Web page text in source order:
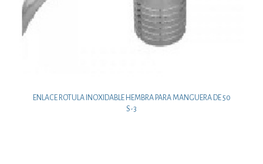
ENLACE ROTULA INOXIDABLE HEMBRA PARA MANGUERA DE 50
S-3